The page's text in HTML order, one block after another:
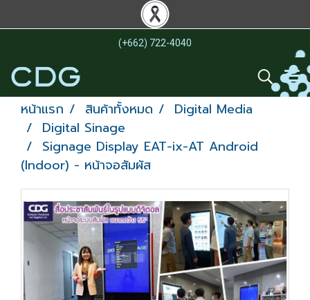
(+662) 722-4040
หน้าแรก สินค้าทั้งหมด
Digital Media
Digital Sinage
Signage Display EAT-ix-AT Android
(Indoor) - หน้าจอสัมผัส